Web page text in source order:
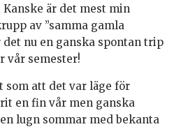
är det mest min
av ”samma gamla
det nu en ganska spontan trip
vår semester!
som att det var läge för
en fin vår men ganska
lugn sommar med bekanta